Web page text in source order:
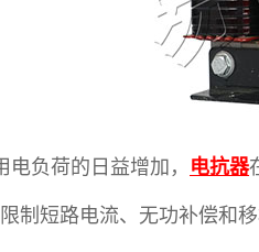
电负荷的日益增加， 电抗器
制短路电流、无功补偿和